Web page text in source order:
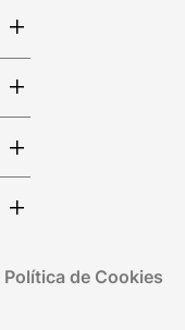
Política de Cookies